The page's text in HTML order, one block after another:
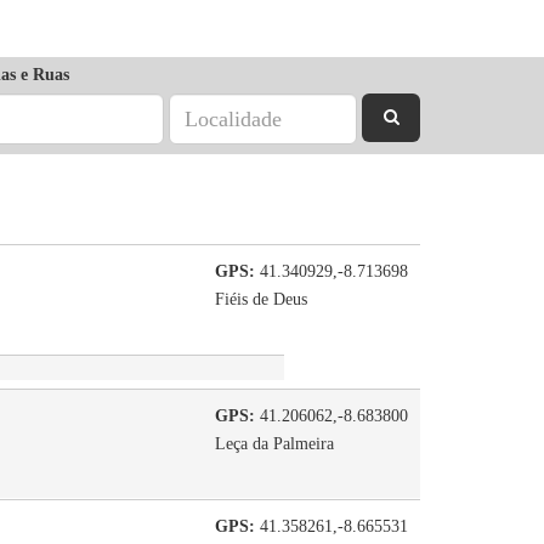
e Ruas
GPS: 41.340929,-8.713698
Fiéis de Deus
GPS: 41.206062,-8.683800
Leça da Palmeira
GPS: 41.358261,-8.665531